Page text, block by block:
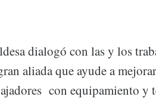
dialogó con las y los
aliada que ayude a
con equipamiento y